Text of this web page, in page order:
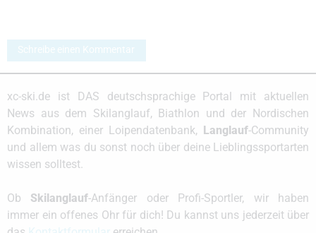
Schreibe einen Kommentar
xc-ski.de ist DAS deutschsprachige Portal mit aktuellen
News aus dem Skilanglauf, Biathlon und der Nordischen
Kombination, einer Loipendatenbank, Langlauf-Community
und allem was du sonst noch über deine Lieblingssportarten
wissen solltest.
Ob Skilanglauf-Anfänger oder Profi-Sportler, wir haben
immer ein offenes Ohr für dich! Du kannst uns jederzeit über